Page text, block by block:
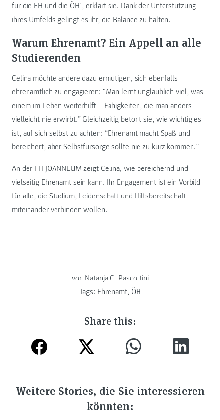
für die FH und die ÖH”, erklärt sie. Dank der Unterstützung
ihres Umfelds gelingt es ihr, die Balance zu halten.
Warum Ehrenamt? Ein Appell an alle
Studierenden
Celina möchte andere dazu ermutigen, sich ebenfalls
ehrenamtlich zu engagieren: “Man lernt unglaublich viel, was
einem im Leben weiterhilft – Fähigkeiten, die man anders
vielleicht nie erwirbt.” Gleichzeitig betont sie, wie wichtig es
ist, auf sich selbst zu achten: “Ehrenamt macht Spaß und
bereichert, aber Selbstfürsorge sollte nie zu kurz kommen.”
An der FH JOANNEUM zeigt Celina, wie bereichernd und
vielseitig Ehrenamt sein kann. Ihr Engagement ist ein Vorbild
für alle, die Studium, Leidenschaft und Hilfsbereitschaft
miteinander verbinden wollen.
von Natanja C. Pascottini
Tags: Ehrenamt, ÖH
Share this:
Weitere Stories, die Sie interessieren
könnten: